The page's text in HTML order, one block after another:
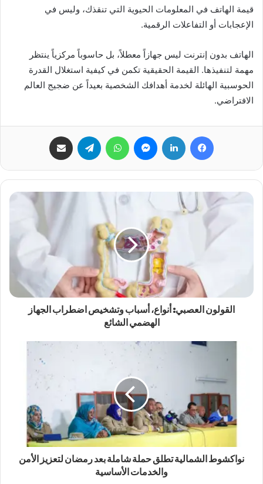
قيمة الهاتف في المعلومات الحيوية التي تنقذك، وليس في
الإعجابات أو التفاعلات الرقمية.
الهاتف بدون إنترنت ليس جهازاً معطلاً، بل حاسوباً مركزياً ينتظر
مهمة لتنفيذها. القيمة الحقيقية تكمن في كيفية استغلال القدرة
الحوسبية الهائلة لخدمة أهدافك الشخصية بعيداً عن ضجيج العالم
الافتراضي.
فيسبوك لينكدإن ماسنجر واتساب تيلقرام
القولون العصبي: أنواع، أسباب وتشخيص اضطراب الجهاز
الهضمي الشائع
نواكشوط الشمالية تطلق حملة شاملة بعد رمضان لتعزيز الأمن
والخدمات الأساسية